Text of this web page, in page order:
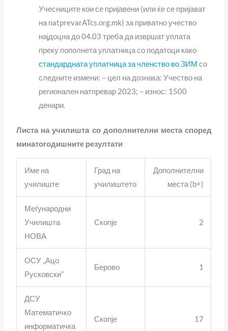
Учесниците кои се пријавени (или ќе се пријават
на natprevarATcs.org.mk) за приватно учество
најдоцна до 04.03 треба да извршат уплата
преку пополнета уплатница со податоци како
стандардната уплатница за членство во ЗИМ со
следните измени: – цел на дознака: Учество на
регионален натпревар 2023; – износ: 1500
денари.
Листа на училишта со дополнителни места според
минатогодишните резултати
Име на
училиште
Град на
училиштето
Дополнителни
места (b=)
Меѓународни
Училишта
НОВА
Скопје 2
ОСУ „Ацо
Русковски”
Берово 1
ДСУ
Математичко
информатичка
Скопје 17